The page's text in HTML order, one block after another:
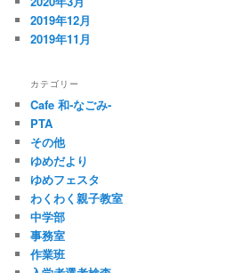
2019年12月
2019年11月
カテゴリー
Cafe 和‐なごみ‐
PTA
その他
ゆめだより
ゆめフェスタ
わくわく親子教室
中学部
事務室
作業班